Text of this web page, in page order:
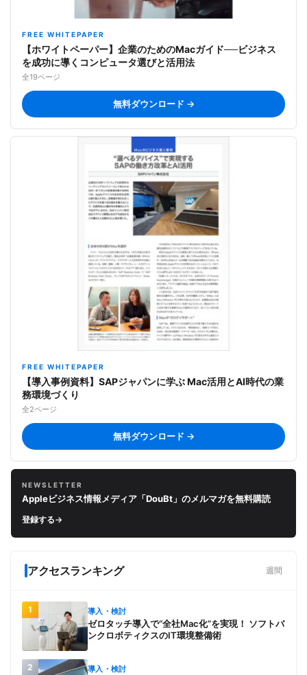
FREE WHITEPAPER
【ホワイトペーパー】企業のためのMacガイド──ビジネス
を成功に導くコンピュータ選びと活用法
全19ページ
無料ダウンロード →
FREE WHITEPAPER
【導入事例資料】SAPジャパンに学ぶ Mac活用とAI時代の業
務環境づくり
全2ページ
無料ダウンロード →
NEWSLETTER
Appleビジネス情報メディア「DouBt」のメルマガを無料購読
登録する→
アクセスランキング 週間
1 導入・検討
ゼロタッチ導入で“全社Mac化”を実現！ ソフトバ
ンクロボティクスのIT環境整備術
2 導入・検討